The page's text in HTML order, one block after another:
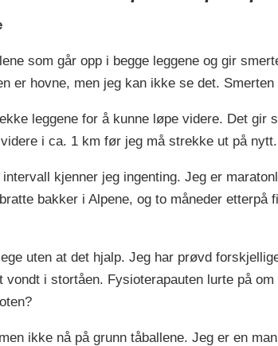
som går opp i begge leggene og gir
er hovne, men jeg kan ikke se det.
leggene for å kunne løpe videre. Det
i ca. 1 km før jeg må strekke ut på nytt.
kjenner jeg ingenting. Jeg er
bakker i Alpene, og to måneder
uten at det hjalp. Jeg har prøvd
i stortåen. Fysioterapauten lurte på
ikke nå på grunn tåballene. Jeg er en